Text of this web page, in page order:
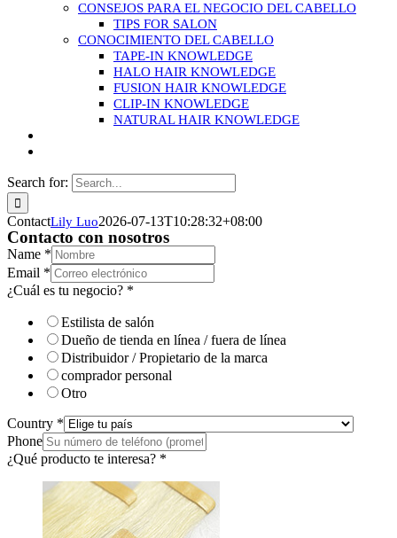
CONSEJOS PARA EL NEGOCIO DEL CABELLO
TIPS FOR SALON
CONOCIMIENTO DEL CABELLO
TAPE-IN KNOWLEDGE
HALO HAIR KNOWLEDGE
FUSION HAIR KNOWLEDGE
CLIP-IN KNOWLEDGE
NATURAL HAIR KNOWLEDGE
Search for:
ContactLily Luo2026-07-13T10:28:32+08:00
Contacto con nosotros
Name *
Email *
¿Cuál es tu negocio? *
Estilista de salón
Dueño de tienda en línea / fuera de línea
Distribuidor / Propietario de la marca
comprador personal
Otro
Country *
Phone
¿Qué producto te interesa? *